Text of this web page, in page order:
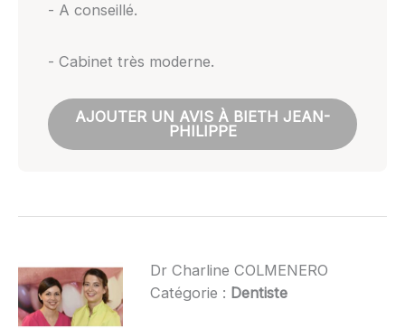
- A conseillé.
- Cabinet très moderne.
AJOUTER UN AVIS À BIETH JEAN-
PHILIPPE
Dr Charline COLMENERO
Catégorie : Dentiste